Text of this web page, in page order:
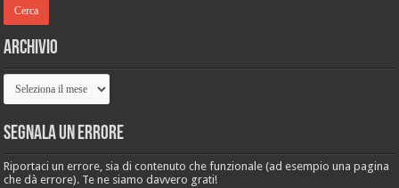
Archivio
Archivio
Segnala un errore
Riportaci un errore, sia di contenuto che funzionale (ad esempio una pagina
che dà errore). Te ne siamo davvero grati!